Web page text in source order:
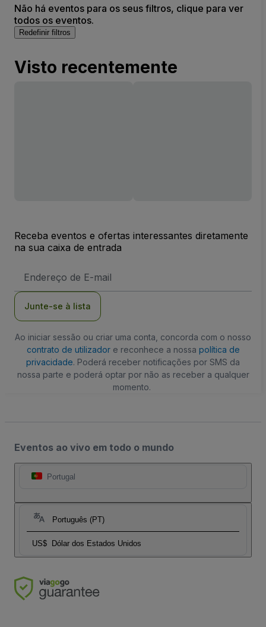
Não há eventos para os seus filtros, clique para ver
todos os eventos.
Redefinir filtros
Visto recentemente
Receba eventos e ofertas interessantes diretamente
na sua caixa de entrada
de
Junte-se à lista
Ao iniciar sessão ou criar uma conta, concorda com o nosso
contrato de utilizadore reconhece a nossa política de
privacidade. Poderá receber notificações por SMS da
nossa parte e poderá optar por não as receber a qualquer
momento.
Eventos ao vivo em todo o mundo
Portugal
Português (PT)
US$ Dólar dos Estados Unidos